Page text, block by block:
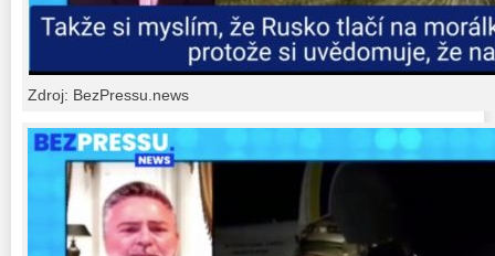
Zdroj: BezPressu.news